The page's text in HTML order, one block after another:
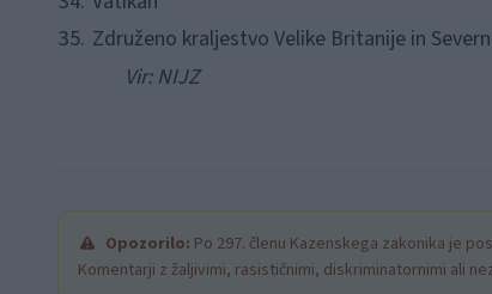
35. Združeno kraljestvo Velike Britanije in
Vir: NIJZ
Opozorilo: Po 297. členu Kazenskega zakonika je
Komentarji z žaljivimi, rasističnimi, diskriminatornimi ali